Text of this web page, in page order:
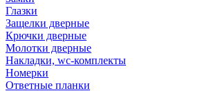
Глазки
Защелки дверные
Крючки дверные
Молотки дверные
Накладки, wc-комплекты
Номерки
Ответные планки